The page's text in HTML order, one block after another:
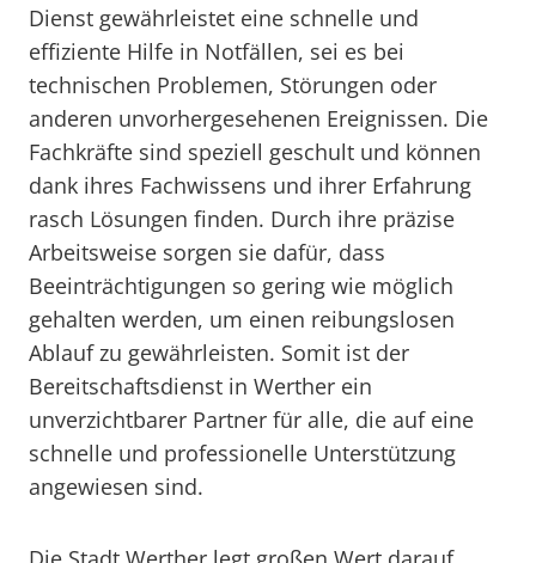
Dienst gewährleistet eine schnelle und
effiziente Hilfe in Notfällen, sei es bei
technischen Problemen, Störungen oder
anderen unvorhergesehenen Ereignissen. Die
Fachkräfte sind speziell geschult und können
dank ihres Fachwissens und ihrer Erfahrung
rasch Lösungen finden. Durch ihre präzise
Arbeitsweise sorgen sie dafür, dass
Beeinträchtigungen so gering wie möglich
gehalten werden, um einen reibungslosen
Ablauf zu gewährleisten. Somit ist der
Bereitschaftsdienst in Werther ein
unverzichtbarer Partner für alle, die auf eine
schnelle und professionelle Unterstützung
angewiesen sind.